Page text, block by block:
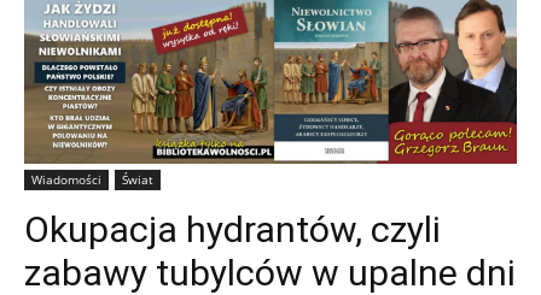
Wiadomości Świat
Okupacja hydrantów, czyli
zabawy tubylców w upalne dni